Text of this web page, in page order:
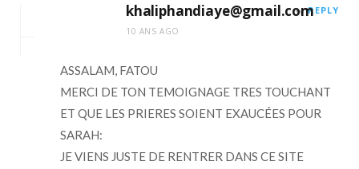
khaliphandiaye@gmail.com
10 ANS AGO
REPLY
ASSALAM, FATOU
MERCI DE TON TEMOIGNAGE TRES TOUCHANT
ET QUE LES PRIERES SOIENT EXAUCÉES POUR
SARAH:
JE VIENS JUSTE DE RENTRER DANS CE SITE